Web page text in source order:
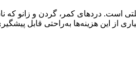
است. دردهای کمر، گردن و زانو
از این هزینه‌ها به‌راحتی قابل